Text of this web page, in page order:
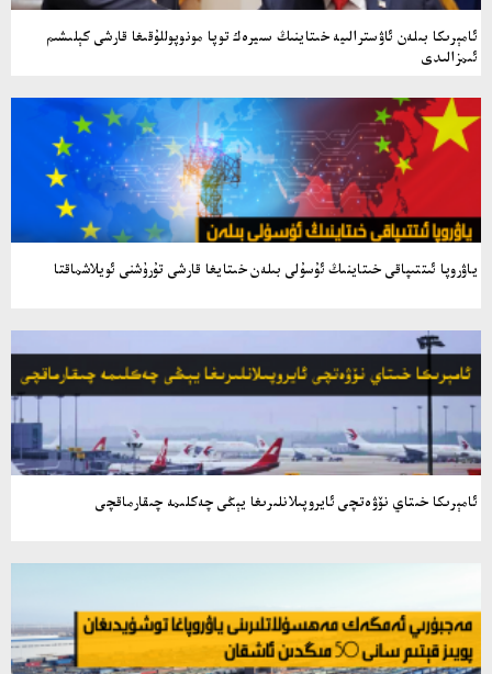
ئامېرىكا بىلەن ئاۋسترالىيە خىتاينىڭ سىيرەك توپا مونوپوللۇقىغا قارشى كېلىشىم
ئىمزالىدى
ياۋروپا ئىتتىپاقى خىتاينىڭ ئۇسۇلى بىلەن خىتايغا قارشى تۇرۇشنى ئويلاشماقتا
ئامېرىكا خىتاي نۆۋەتچى ئايروپىلانلىرىغا يېڭى چەكلىمە چىقارماقچى